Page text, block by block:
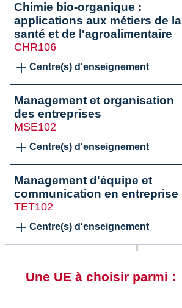
Chimie bio-organique :
applications aux métiers de la
santé et de l'agroalimentaire
CHR106
Centre(s) d'enseignement
Management et organisation
des entreprises
MSE102
Centre(s) d'enseignement
Management d'équipe et
communication en entreprise
TET102
Centre(s) d'enseignement
Une UE à choisir parmi :